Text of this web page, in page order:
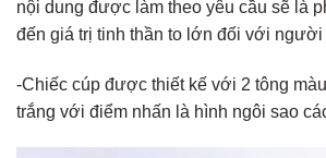
nội dung được làm theo yêu cầu sẽ là
đến giá trị tinh thần to lớn đối với
-Chiếc cúp được thiết kế với 2 tông
trắng với điểm nhấn là hình ngôi sao